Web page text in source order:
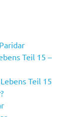
Teil 15 –
Teil 15